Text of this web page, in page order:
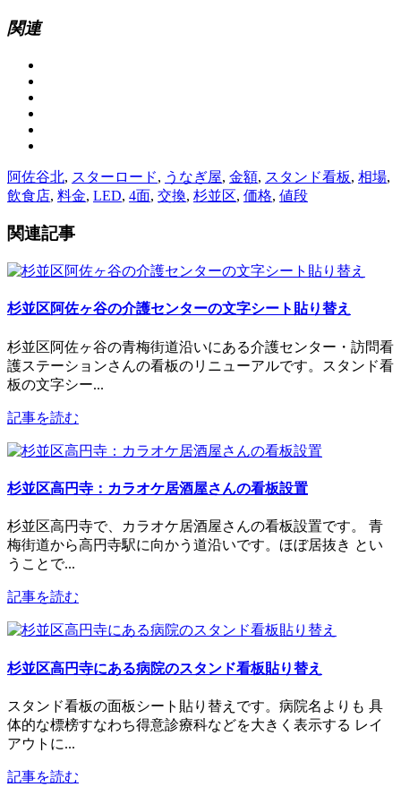
関連
阿佐谷北, スターロード, うなぎ屋, 金額, スタンド看板, 相場,
飲食店, 料金, LED, 4面, 交換, 杉並区, 価格, 値段
関連記事
杉並区阿佐ヶ谷の介護センターの文字シート貼り替え
杉並区阿佐ヶ谷の青梅街道沿いにある介護センター・訪問看
護ステーションさんの看板のリニューアルです。スタンド看
板の文字シー...
記事を読む
杉並区高円寺：カラオケ居酒屋さんの看板設置
杉並区高円寺で、カラオケ居酒屋さんの看板設置です。 青
梅街道から高円寺駅に向かう道沿いです。ほぼ居抜き とい
うことで...
記事を読む
杉並区高円寺にある病院のスタンド看板貼り替え
スタンド看板の面板シート貼り替えです。病院名よりも 具
体的な標榜すなわち得意診療科などを大きく表示する レイ
アウトに...
記事を読む